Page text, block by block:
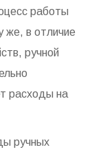
работы
же, в отличие
ручной
расходы на
ручных